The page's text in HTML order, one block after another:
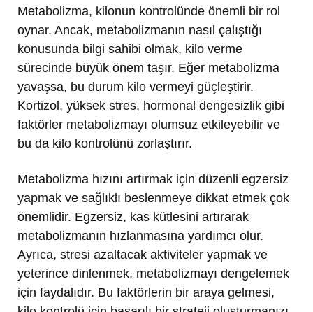
Metabolizma, kilonun kontrolünde önemli bir rol
oynar. Ancak, metabolizmanın nasıl çalıştığı
konusunda bilgi sahibi olmak, kilo verme
sürecinde büyük önem taşır. Eğer metabolizma
yavaşsa, bu durum kilo vermeyi güçleştirir.
Kortizol, yüksek stres, hormonal dengesizlik gibi
faktörler metabolizmayı olumsuz etkileyebilir ve
bu da kilo kontrolünü zorlaştırır.
Metabolizma hızını artırmak için düzenli egzersiz
yapmak ve sağlıklı beslenmeye dikkat etmek çok
önemlidir. Egzersiz, kas kütlesini artırarak
metabolizmanın hızlanmasına yardımcı olur.
Ayrıca, stresi azaltacak aktiviteler yapmak ve
yeterince dinlenmek, metabolizmayı dengelemek
için faydalıdır. Bu faktörlerin bir araya gelmesi,